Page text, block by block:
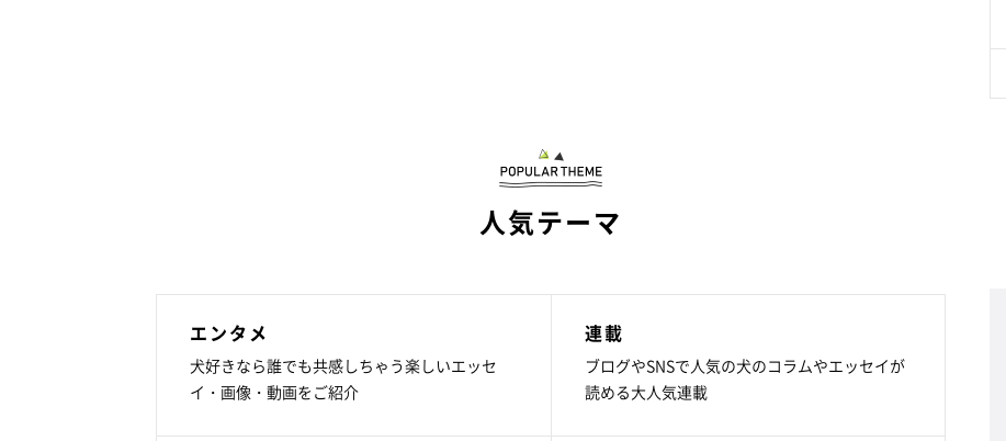
人気テーマ
エンタメ
犬好きなら誰でも共感しちゃう楽しいエッセ
イ・画像・動画をご紹介
連載
ブログやSNSで人気の犬のコラムやエッセイが
読める大人気連載